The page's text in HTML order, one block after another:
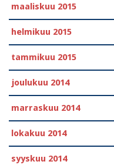
maaliskuu 2015
helmikuu 2015
tammikuu 2015
joulukuu 2014
marraskuu 2014
lokakuu 2014
syyskuu 2014